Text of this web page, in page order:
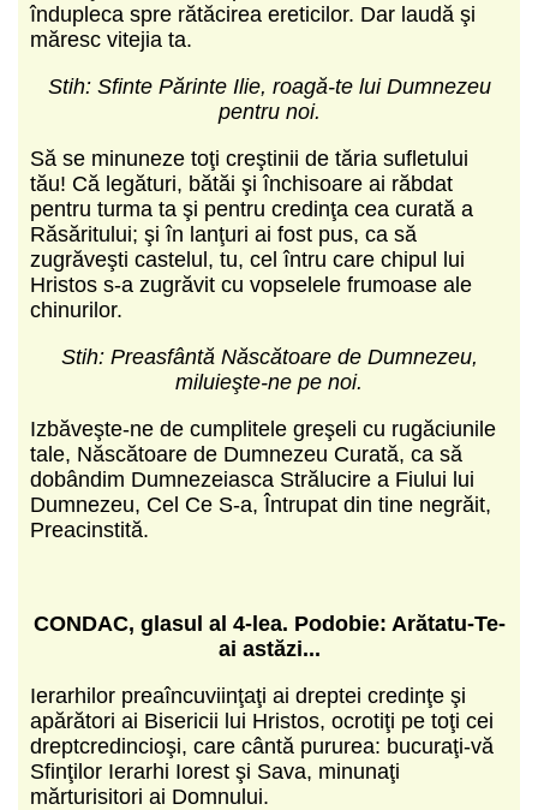
îndupleca spre rătăcirea ereticilor. Dar laudă şi
măresc vitejia ta.
Stih: Sfinte Părinte Ilie, roagă-te lui Dumnezeu
pentru noi.
Să se minuneze toţi creştinii de tăria sufletului
tău! Că legături, bătăi şi închisoare ai răbdat
pentru turma ta şi pentru credinţa cea curată a
Răsăritului; şi în lanţuri ai fost pus, ca să
zugrăveşti castelul, tu, cel întru care chipul lui
Hristos s-a zugrăvit cu vopselele frumoase ale
chinurilor.
Stih: Preasfântă Născătoare de Dumnezeu,
miluieşte-ne pe noi.
Izbăveşte-ne de cumplitele greşeli cu rugăciunile
tale, Născătoare de Dumnezeu Curată, ca să
dobân­dim Dumnezeiasca Strălucire a Fiului lui
Dumnezeu, Cel Ce S-a, Întrupat din tine negrăit,
Prea­cinstită.
CONDAC, glasul al 4-lea. Podobie: Arătatu-Te-
ai astăzi...
Ierarhilor preaîncuviinţaţi ai dreptei credinţe şi
apărători ai Bisericii lui Hristos, ocrotiţi pe toţi cei
dreptcredincioşi, care cântă pururea: bucuraţi-vă
Sfinţilor Ierarhi Iorest şi Sava, minunaţi
mărturisitori ai Domnului.